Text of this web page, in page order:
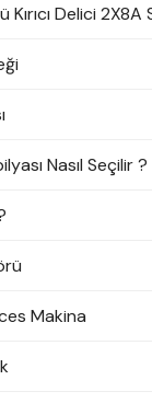
Delici 2X8A
Nasıl Seçilir ?
Makina